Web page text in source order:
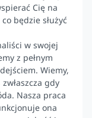
Cię na
będzie służyć
w swojej
z pełnym
Wiemy,
gdy
Nasza praca
ona